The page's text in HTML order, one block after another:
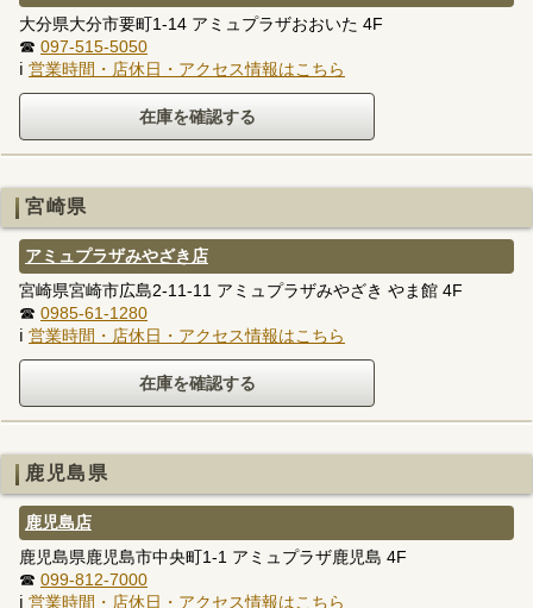
大分県大分市要町1-14 アミュプラザおおいた 4F
☎ 097-515-5050
ℹ 営業時間・店休日・アクセス情報はこちら
宮崎県
アミュプラザみやざき店
宮崎県宮崎市広島2-11-11 アミュプラザみやざき やま館 4F
☎ 0985-61-1280
ℹ 営業時間・店休日・アクセス情報はこちら
鹿児島県
鹿児島店
鹿児島県鹿児島市中央町1-1 アミュプラザ鹿児島 4F
☎ 099-812-7000
ℹ 営業時間・店休日・アクセス情報はこちら